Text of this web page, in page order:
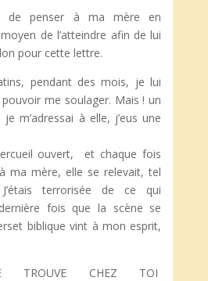
de penser à ma mère en
de l’atteindre afin de lui
pour cette lettre.
pendant des mois, je lui
me soulager. Mais ! un
m’adressai à elle, j’eus une
ouvert, et chaque fois
ma mère, elle se relevait, tel
terrorisée de ce qui
fois que la scène se
biblique vint à mon esprit,
TROUVE CHEZ TOI